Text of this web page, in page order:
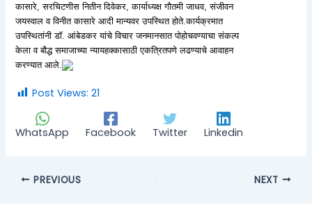
कासारे, सरचिटणीस नितीन दिवेकर, कार्याध्यक्ष गौतमी जाधव, संजीवन
जयस्वाल व विनीत कासारे आदी मान्यवर उपस्थित होते.कार्यक्रमात
उपस्थितांनी डॉ. आंबेडकर यांचे विचार जनमानसात पोहोचवण्याचा संकल्प
केला व बौद्ध समाजाच्या न्यायहक्कासाठी एकत्रितपणे लढण्याचे आवाहन
करण्यात आले.
Post Views: 21
WhatsApp Facebook Twitter Linkedin
PREVIOUS NEXT